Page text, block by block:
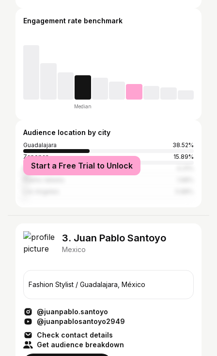
Engagement rate benchmark
Median
Audience location by city
Guadalajara
38.52%
Zapopan
15.89%
Mexico City
Start a Free Trial to Unlock
3. Juan Pablo Santoyo
Mexico
Fashion Stylist / Guadalajara, México
@juanpablo.santoyo
@juanpablosantoyo2949
Check contact details
Get audience breakdown